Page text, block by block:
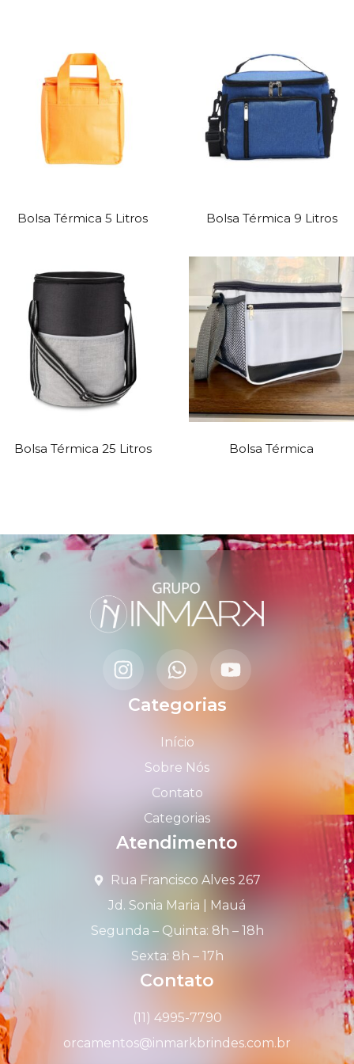
Bolsa Térmica 5 Litros Bolsa Térmica 9 Litros
Bolsa Térmica 25 Litros Bolsa Térmica
Categorias
Início
Sobre Nós
Contato
Categorias
Atendimento
Rua Francisco Alves 267
Jd. Sonia Maria | Mauá
Segunda – Quinta: 8h – 18h
Sexta: 8h – 17h
Contato
(11) 4995-7790
orcamentos@inmarkbrindes.com.br